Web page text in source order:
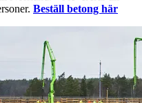
Beställ betong här